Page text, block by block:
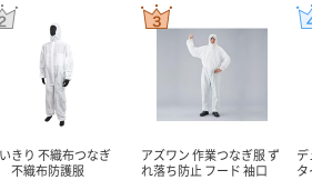
きり 不織布つなぎ
不織布防護服
アズワン 作業つなぎ服 ず
れ落ち防止 フード 袖口
デ
タ